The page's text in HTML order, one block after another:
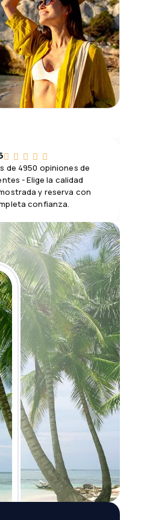
de 4950 opiniones de
- Elige la calidad
y reserva con
confianza.